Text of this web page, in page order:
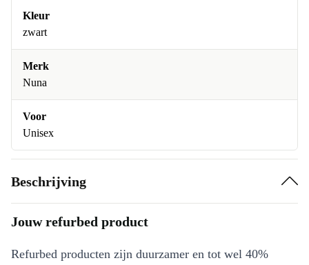
Kleur
zwart
Merk
Nuna
Voor
Unisex
Beschrijving
Jouw refurbed product
Refurbed producten zijn duurzamer en tot wel 40%